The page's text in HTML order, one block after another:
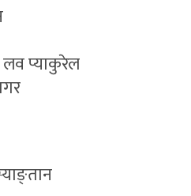
लव प्याकुरेल